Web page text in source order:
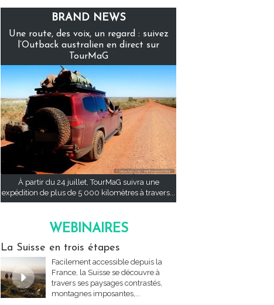
BRAND NEWS
Une route, des voix, un regard : suivez
l’Outback australien en direct sur
TourMaG
À partir du 24 juillet, TourMaG suivra une
expédition de plus de 5 000 kilomètres à travers...
WEBINAIRES
La Suisse en trois étapes
Facilement accessible depuis la
France, la Suisse se découvre à
travers ses paysages contrastés,
montagnes imposantes,...